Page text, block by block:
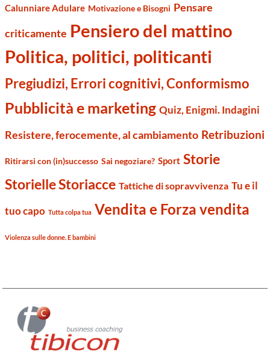
Calunniare Adulare Motivazione e Bisogni Pensare
criticamente Pensiero del mattino
Politica, politici, politicanti
Pregiudizi, Errori cognitivi, Conformismo
Pubblicità e marketing Quiz, Enigmi. Indagini
Resistere, ferocemente, al cambiamento Retribuzioni
Ritirarsi con (in)successo Sai negoziare? Sport Storie
Storielle Storiacce Tattiche di sopravvivenza Tu e il
tuo capo Tutta colpa tua Vendita e Forza vendita
Violenza sulle donne. E bambini